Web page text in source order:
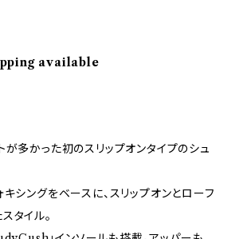
available
多かった初のスリップオンタイプのシュ
シングをベースに、スリップオンとローフ
タイル。